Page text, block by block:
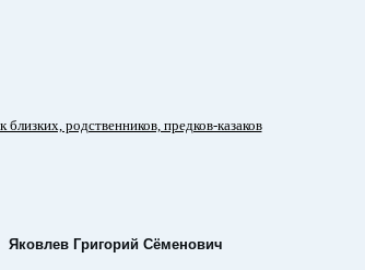
близких, родственников, предков-казаков
Яковлев Григорий Сёменович